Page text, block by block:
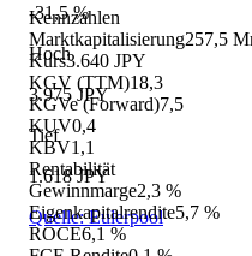
Kennzahlen
Marktkapitalisierung257,5
Kurs3.640 JPY
KGV (TTM)18,3
KGVe (Forward)7,5
KUV0,4
KBV1,1
Rentabilität
Gewinnmarge2,3 %
Eigenkapitalrendite5,7 %
ROCE6,1 %
-31,5 %
Hoch
3.975 JPY
Tief
1.618 JPY
Quelle: Eulerpool